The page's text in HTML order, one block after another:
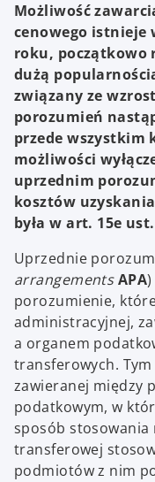
Możliwość
cenowego istnieje
roku, początkowo
dużą
związany ze
porozumień
przede wszystkim
możliwości
uprzednim
kosztów
była w art. 15e
Uprzednie
arrangements APA
porozumienie,
administracyjnej,
a organem
transferowych.
zawieranej między
podatkowym, w
sposób stosowania
transferowej
podmiotów z nim